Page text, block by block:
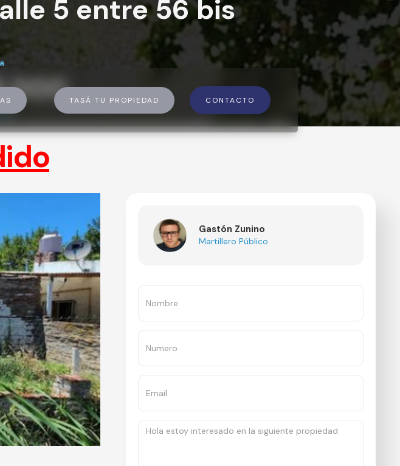
5 entre 56 bis
TASÁ TU PROPIEDAD CONTACTO
Gastón Zunino
Martillero Público